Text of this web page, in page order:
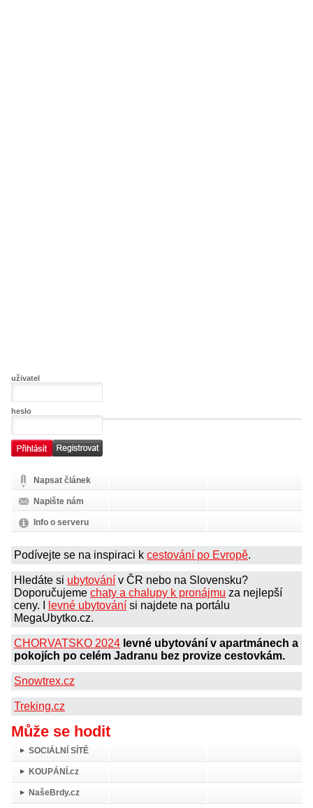
uživatel
heslo
Napsat článek
Napište nám
Info o serveru
Podívejte se na inspiraci k cestování po Evropě.
Hledáte si ubytování v ČR nebo na Slovensku?
Doporučujeme chaty a chalupy k pronájmu za nejlepší
ceny. I
levné ubytování si najdete na portálu
MegaUbytko.cz.
CHORVATSKO 2024 levné ubytování v apartmánech a
pokojích po celém Jadranu bez provize cestovkám.
Snowtrex.cz
Treking.cz
Může se hodit
SOCIÁLNÍ SÍTĚ
KOUPÁNÍ.cz
NašeBrdy.cz